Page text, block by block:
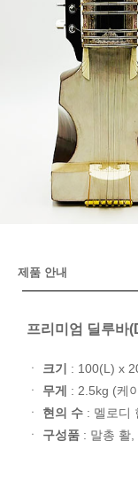
제품 안내
프리미엄 딜루바
ㆍ 크기
: 100(L) x
ㆍ 무게 : 2.5kg (케
ㆍ 현의 수 : 멜로디
ㆍ 구성품 : 말총 활